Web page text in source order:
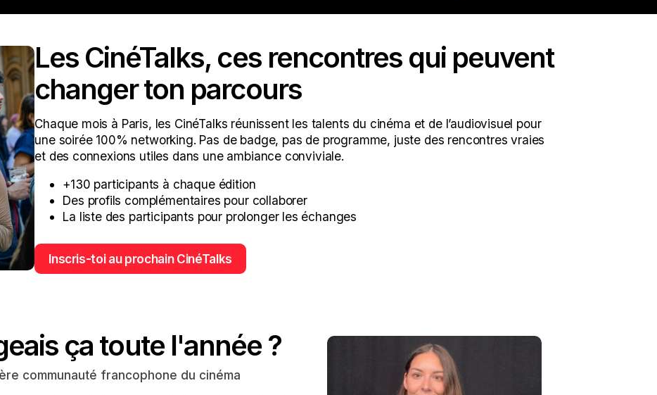
Les CinéTalks, ces rencontres qui peuvent
changer ton parcours
Chaque mois à Paris, les CinéTalks réunissent les talents du cinéma et de l’audiovisuel pour
une soirée 100% networking. Pas de badge, pas de programme, juste des rencontres vraies
et des connexions utiles dans une ambiance conviviale.
+130 participants à chaque édition
Des profils complémentaires pour collaborer
La liste des participants pour prolonger les échanges
Inscris-toi au prochain CinéTalks
ça toute l'année ?
communauté francophone du cinéma